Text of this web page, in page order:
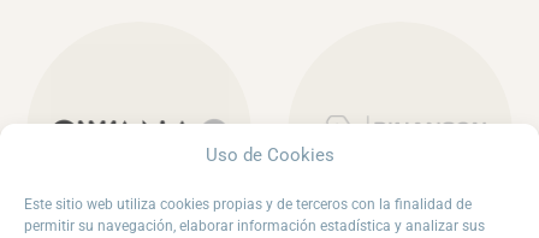
Uso de Cookies
Este sitio web utiliza cookies propias y de terceros con la finalidad de
permitir su navegación, elaborar información estadística y analizar sus